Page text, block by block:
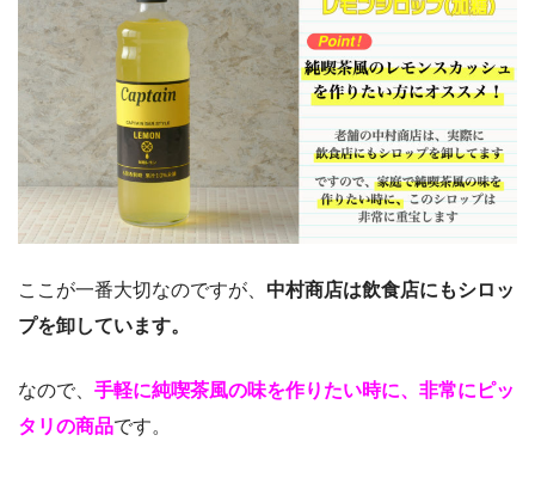
ここが一番大切なのですが、 中村商店は飲食店にもシロッ
プを卸しています。
なので、 手軽に純喫茶風の味を作りたい時に、非常にピッ
タリの商品です。